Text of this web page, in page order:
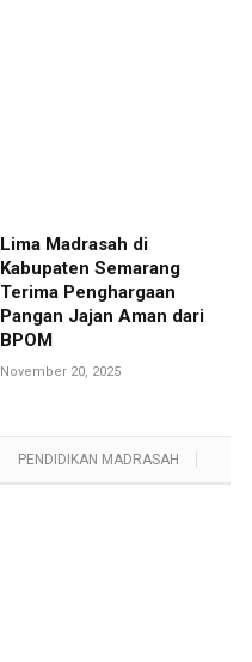
Lima Madrasah di
Kabupaten Semarang
Terima Penghargaan
Pangan Jajan Aman dari
BPOM
November 20, 2025
PENDIDIKAN MADRASAH